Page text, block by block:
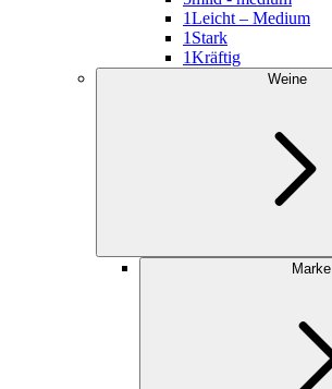
1Leicht – Medium
1 Stark
1Kräftig
Weine
Marke